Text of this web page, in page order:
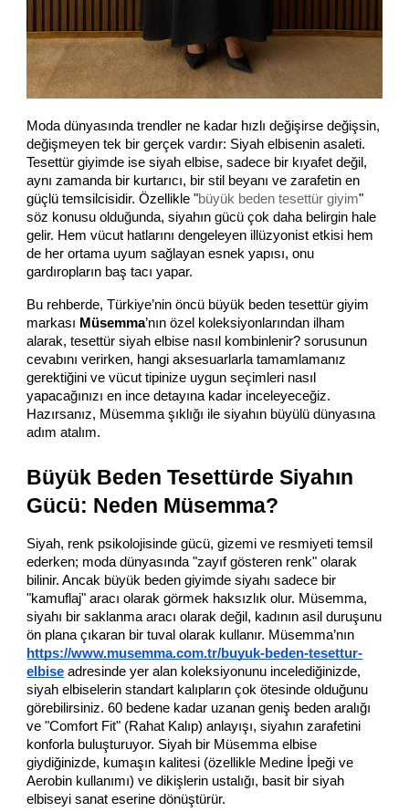
Moda dünyasında trendler ne kadar hızlı değişirse değişsin,
değişmeyen tek bir gerçek vardır: Siyah elbisenin asaleti.
Tesettür giyimde ise siyah elbise, sadece bir kıyafet değil,
aynı zamanda bir kurtarıcı, bir stil beyanı ve zarafetin en
güçlü temsilcisidir. Özellikle "büyük beden tesettür giyim"
söz konusu olduğunda, siyahın gücü çok daha belirgin hale
gelir. Hem vücut hatlarını dengeleyen illüzyonist etkisi hem
de her ortama uyum sağlayan esnek yapısı, onu
gardıropların baş tacı yapar.
Bu rehberde, Türkiye’nin öncü büyük beden tesettür giyim
markası Müsemma’nın özel koleksiyonlarından ilham
alarak, tesettür siyah elbise nasıl kombinlenir? sorusunun
cevabını verirken, hangi aksesuarlarla tamamlamanız
gerektiğini ve vücut tipinize uygun seçimleri nasıl
yapacağınızı en ince detayına kadar inceleyeceğiz.
Hazırsanız, Müsemma şıklığı ile siyahın büyülü dünyasına
adım atalım.
Büyük Beden Tesettürde Siyahın
Gücü: Neden Müsemma?
Siyah, renk psikolojisinde gücü, gizemi ve resmiyeti temsil
ederken; moda dünyasında "zayıf gösteren renk" olarak
bilinir. Ancak büyük beden giyimde siyahı sadece bir
"kamuflaj" aracı olarak görmek haksızlık olur. Müsemma,
siyahı bir saklanma aracı olarak değil, kadının asil duruşunu
ön plana çıkaran bir tuval olarak kullanır. Müsemma’nın
https://www.musemma.com.tr/buyuk-beden-tesettur-
elbise adresinde yer alan koleksiyonunu incelediğinizde,
siyah elbiselerin standart kalıpların çok ötesinde olduğunu
görebilirsiniz. 60 bedene kadar uzanan geniş beden aralığı
ve "Comfort Fit" (Rahat Kalıp) anlayışı, siyahın zarafetini
konforla buluşturuyor. Siyah bir Müsemma elbise
giydiğinizde, kumaşın kalitesi (özellikle Medine İpeği ve
Aerobin kullanımı) ve dikişlerin ustalığı, basit bir siyah
elbiseyi sanat eserine dönüştürür.